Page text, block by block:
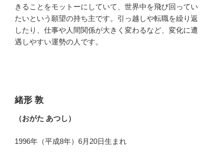
きることをモットーにしていて、世界中を飛び回ってい
たいという願望の持ち主です。引っ越しや転職を繰り返
したり、仕事や人間関係が大きく変わるなど、変化に遭
遇しやすい運勢の人です。
緒形 敦
（おがた あつし）
1996年（平成8年）6月20日生まれ